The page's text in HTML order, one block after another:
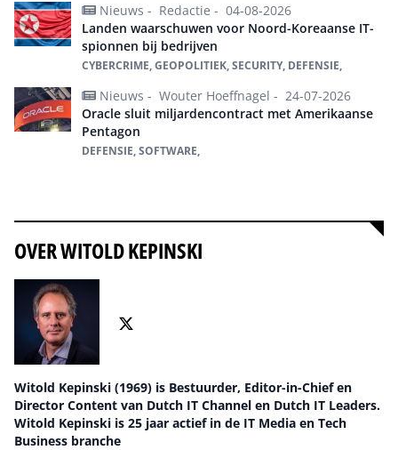
Nieuws - Redactie - 04-08-2026
Landen waarschuwen voor Noord-Koreaanse IT-
spionnen bij bedrijven
CYBERCRIME, GEOPOLITIEK, SECURITY, DEFENSIE,
Nieuws - Wouter Hoeffnagel - 24-07-2026
Oracle sluit miljardencontract met Amerikaanse
Pentagon
DEFENSIE, SOFTWARE,
OVER WITOLD KEPINSKI
Witold Kepinski (1969) is Bestuurder, Editor-in-Chief en
Director Content van Dutch IT Channel en Dutch IT Leaders.
Witold Kepinski is 25 jaar actief in de IT Media en Tech
Business branche